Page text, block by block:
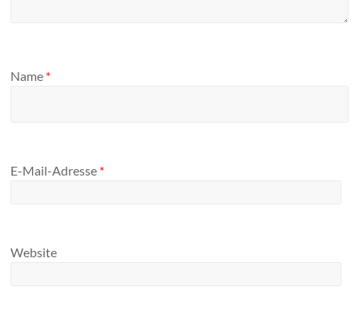
Name *
E-Mail-Adresse *
Website